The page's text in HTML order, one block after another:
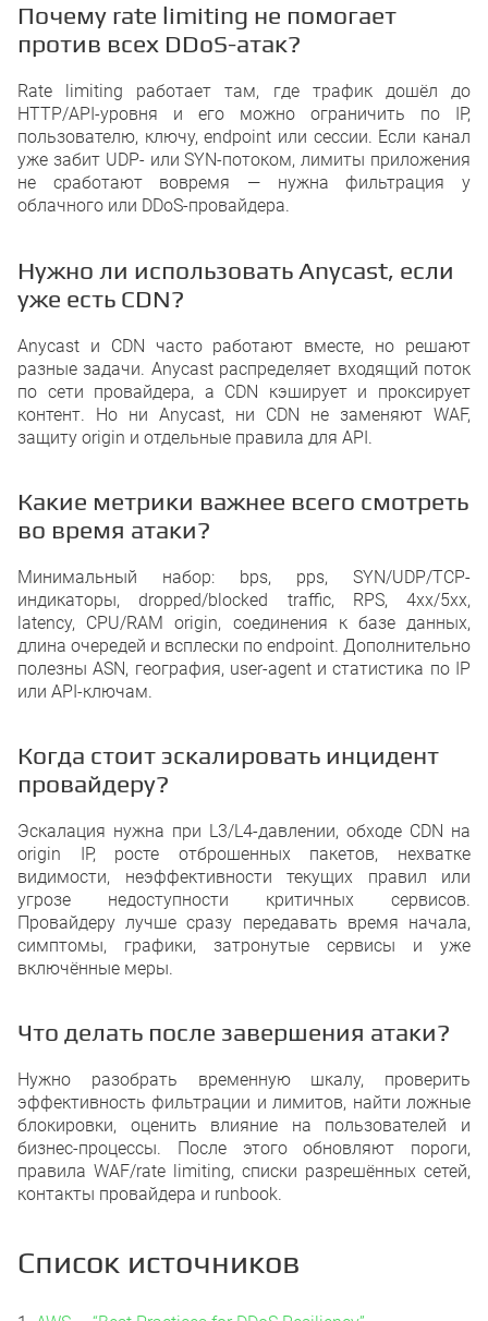
Почему rate limiting не помогает
против всех DDoS-атак?
Rate limiting работает там, где трафик дошёл до
HTTP/API-уровня и его можно ограничить по IP,
пользователю, ключу, endpoint или сессии. Если канал
уже забит UDP- или SYN-потоком, лимиты приложения
не сработают вовремя — нужна фильтрация у
облачного или DDoS-провайдера.
Нужно ли использовать Anycast, если
уже есть CDN?
Anycast и CDN часто работают вместе, но решают
разные задачи. Anycast распределяет входящий поток
по сети провайдера, а CDN кэширует и проксирует
контент. Но ни Anycast, ни CDN не заменяют WAF,
защиту origin и отдельные правила для API.
Какие метрики важнее всего смотреть
во время атаки?
Минимальный набор: bps, pps, SYN/UDP/TCP-
индикаторы, dropped/blocked traffic, RPS, 4xx/5xx,
latency, CPU/RAM origin, соединения к базе данных,
длина очередей и всплески по endpoint. Дополнительно
полезны ASN, география, user-agent и статистика по IP
или API-ключам.
Когда стоит эскалировать инцидент
провайдеру?
Эскалация нужна при L3/L4-давлении, обходе CDN на
origin IP, росте отброшенных пакетов, нехватке
видимости, неэффективности текущих правил или
угрозе недоступности критичных сервисов.
Провайдеру лучше сразу передавать время начала,
симптомы, графики, затронутые сервисы и уже
включённые меры.
Что делать после завершения атаки?
Нужно разобрать временную шкалу, проверить
эффективность фильтрации и лимитов, найти ложные
блокировки, оценить влияние на пользователей и
бизнес-процессы. После этого обновляют пороги,
правила WAF/rate limiting, списки разрешённых сетей,
контакты провайдера и runbook.
Список источников